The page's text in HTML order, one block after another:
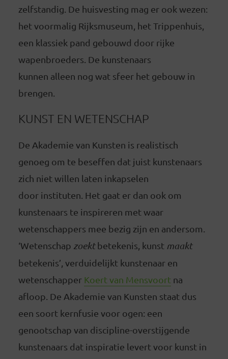
zelfstandig. De huisvesting mag er ook wezen:
het voormalig Rijksmuseum, het Trippenhuis,
een klassiek pand gebouwd door rijke
wapenbroeders. De kunstenaars
kunnen alleen nog wat sfeer het gebouw in
brengen.
KUNST EN WETENSCHAP
De Akademie van Kunsten is realistisch
genoeg om te beseffen dat juist kunstenaars
zich niet willen laten inkapselen
door instituten. Het gaat er dan ook om
kunstenaars te inspireren met waar
wetenschappers mee bezig zijn en andersom.
‘Wetenschap zoektbetekenis, kunst maakt
betekenis’, verduidelijkt kunstenaar en
wetenschapper Koert van Mensvoortna
afloop. De Akademie van Kunsten staat dus
een soort kernfusie voor ogen: een
genootschap van discipline-overstijgende
kunstenaars dat inspiratie levert voor kunst in